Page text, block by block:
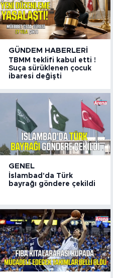
GÜNDEM HABERLERI
TBMM teklifi kabul etti !
Suça sürüklenen çocuk
ibaresi değişti
GENEL
İslambad'da Türk
bayrağı göndere çekildi